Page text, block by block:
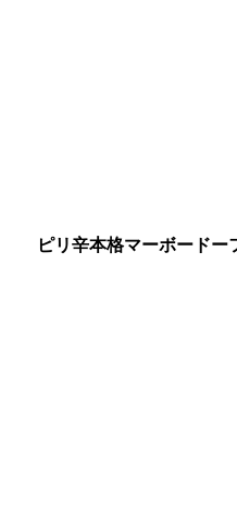
ピリ辛本格マーボードー